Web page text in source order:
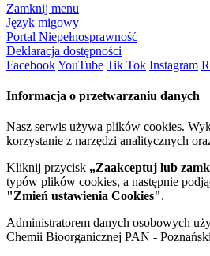
Zamknij menu
Język migowy
Portal Niepełnosprawność
Deklaracja dostępności
FacebookYouTube Tik Tok Instagram
Informacja o przetwarzaniu danych
Nasz serwis używa plików cookies.
korzystanie z narzędzi analitycznych
Kliknij przycisk „Zaakceptuj lub
typów plików cookies, a następnie
"Zmień ustawienia Cookies".
Administratorem danych osobowych
Chemii Bioorganicznej PAN -